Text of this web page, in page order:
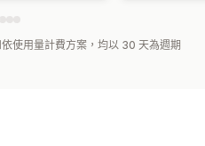
使用量計費方案，均以 30 天為週期